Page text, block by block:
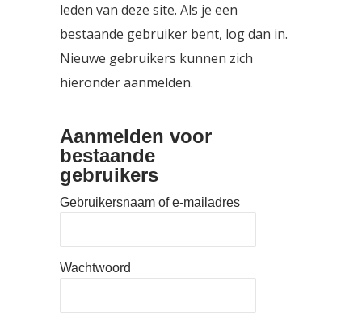
leden van deze site. Als je een
bestaande gebruiker bent, log dan in.
Nieuwe gebruikers kunnen zich
hieronder aanmelden.
Aanmelden voor
bestaande
gebruikers
Gebruikersnaam of e-mailadres
Wachtwoord